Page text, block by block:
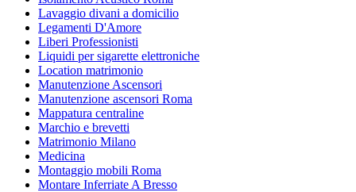
Lavaggio divani a domicilio
Legamenti D'Amore
Liberi Professionisti
Liquidi per sigarette elettroniche
Location matrimonio
Manutenzione Ascensori
Manutenzione ascensori Roma
Mappatura centraline
Marchio e brevetti
Matrimonio Milano
Medicina
Montaggio mobili Roma
Montare Inferriate A Bresso